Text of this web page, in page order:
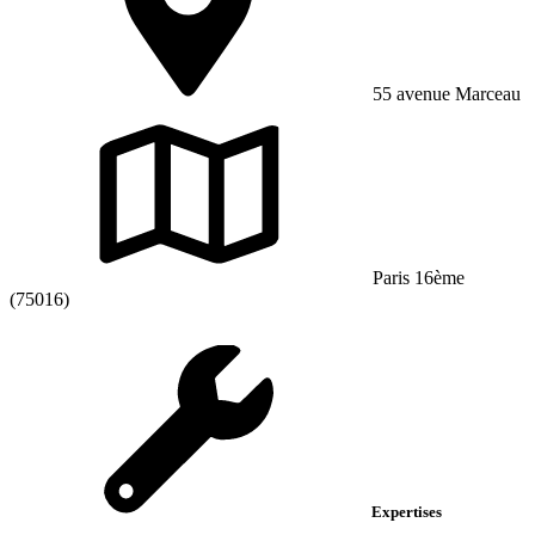
55 avenue Marceau
Paris 16ème
(75016)
Expertises